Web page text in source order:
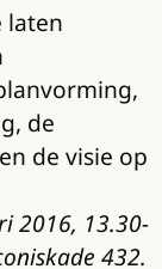
laten
de
de visie op
2016, 13.30-
432.